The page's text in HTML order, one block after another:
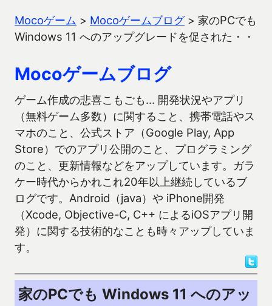
Mocoゲーム > Mocoゲームブログ> 家のPCでも
Windows 11 へのアップグレードを促された・・
Mocoゲームブログ
ゲーム作成の悲喜こもごも… 開発状況やアプリ
（無料ゲーム多数）に関すること、携帯電話やス
マホのこと、公式ストア（Google Play, App
Store）でのアプリ公開のこと、プログラミング
のこと、更新情報などをアップしています。ガラ
ケー時代からかれこれ20年以上継続しているブ
ログです。Android（java）や iPhone開発
（Xcode, Objective-C, C++ によるiOSアプリ開
発）に関する技術的なことも時々アップしていま
す。
家のPCでも Windows 11 へのアッ